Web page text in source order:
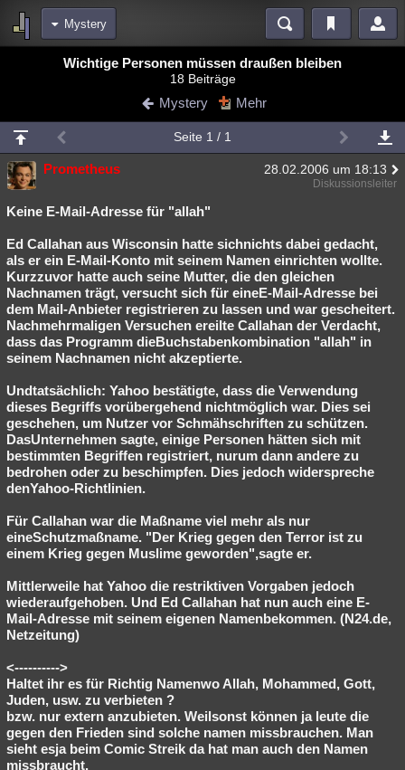
Mystery
Blogs
Chat Wiki Neuigkeiten
meine Rubriken
Menschen Wissenschaft Mystery Kriminalfälle
Spiritualität Verschwörungen
Natur Umfragen Unterhaltung
weitere Rubriken
Philosophie Träume Orte Esoterik Literatur
Astronomie Helpdesk Gruppen Gaming Filme
Verbesserungen
Übersichten
Besucht Teilgenommen Alle Neue Geschlossen
Lesenswert Schlüsselwörter
Wichtige Personen müssen draußen bleiben
18 Beiträge
Mystery Mehr
Seite 1 / 1
Prometheus 28.02.2006 um 18:13
Diskussionsleiter
Keine E-Mail-Adresse für "allah"
Ed Callahan aus Wisconsin hatte sichnichts dabei gedacht,
als er ein E-Mail-Konto mit seinem Namen einrichten wollte.
Kurzzuvor hatte auch seine Mutter, die den gleichen
Nachnamen trägt, versucht sich für eineE-Mail-Adresse bei
dem Mail-Anbieter registrieren zu lassen und war gescheitert.
Nachmehrmaligen Versuchen ereilte Callahan der Verdacht,
dass das Programm dieBuchstabenkombination "allah" in
seinem Nachnamen nicht akzeptierte.
Undtatsächlich: Yahoo bestätigte, dass die Verwendung
dieses Begriffs vorübergehend nichtmöglich war. Dies sei
geschehen, um Nutzer vor Schmähschriften zu schützen.
DasUnternehmen sagte, einige Personen hätten sich mit
bestimmten Begriffen registriert, nurum dann andere zu
bedrohen oder zu beschimpfen. Dies jedoch widerspreche
denYahoo-Richtlinien.
Für Callahan war die Maßname viel mehr als nur
eineSchutzmaßname. "Der Krieg gegen den Terror ist zu
einem Krieg gegen Muslime geworden",sagte er.
Mittlerweile hat Yahoo die restriktiven Vorgaben jedoch
wiederaufgehoben. Und Ed Callahan hat nun auch eine E-
Mail-Adresse mit seinem eigenen Namenbekommen. (N24.de,
Netzeitung)
<---------->
Haltet ihr es für Richtig Namenwo Allah, Mohammed, Gott,
Juden, usw. zu verbieten ?
bzw. nur extern anzubieten. Weilsonst können ja leute die
gegen den Frieden sind solche namen missbrauchen. Man
sieht esja beim Comic Streik da hat man auch den Namen
missbraucht.